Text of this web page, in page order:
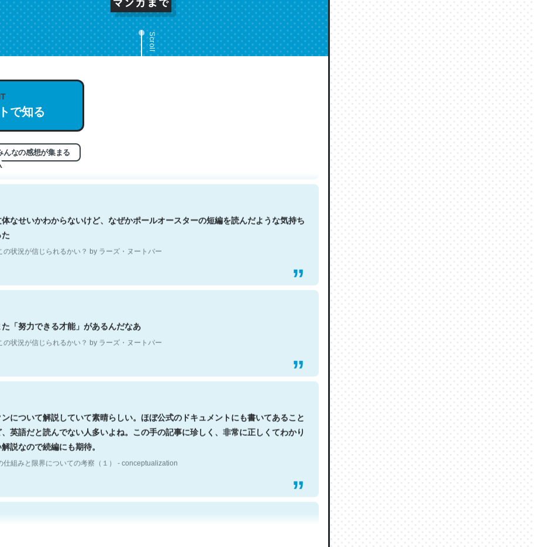
Scroll
で知る
んなの感想が集まる
名文。彼はとてもクレバーなんだろうなと凄く思う。英語少しでも読める人は原文
め。自分はこの流れ好き。Let’s Fucking Go. Then Covid hit. Shit.
の状況が信じられるかい？ by ラーズ・ヌートバー
体なせいかわからないけど、なぜかポールオースターの短編を読んだような気持ち
た
の状況が信じられるかい？ by ラーズ・ヌートバー
た「努力できる才能」があるんだなあ
の状況が信じられるかい？ by ラーズ・ヌートバー
ンについて解説していて素晴らしい。ほぼ公式のドキュメントにも書いてあること
、英語だと読んでない人多いよね。この手の記事に珍しく、非常に正しくてわかり
解説なので続編にも期待。
仕組みと限界についての考察（１） - conceptualization
ChatGPTの仕組み、特に「トークン」について解説してる記事が少ないので貴重